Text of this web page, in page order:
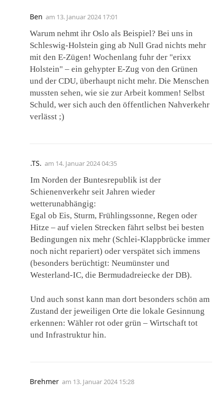
Ben am 13. Januar 2024 17:01
Warum nehmt ihr Oslo als Beispiel? Bei uns in
Schleswig-Holstein ging ab Null Grad nichts mehr
mit den E-Zügen! Wochenlang fuhr der "erixx
Holstein" – ein gehypter E-Zug von den Grünen
und der CDU, überhaupt nicht mehr. Die Menschen
mussten sehen, wie sie zur Arbeit kommen! Selbst
Schuld, wer sich auch den öffentlichen Nahverkehr
verlässt ;)
.TS. am 14. Januar 2024 04:35
Im Norden der Buntesrepublik ist der
Schienenverkehr seit Jahren wieder
wetterunabhängig:
Egal ob Eis, Sturm, Frühlingssonne, Regen oder
Hitze – auf vielen Strecken fährt selbst bei besten
Bedingungen nix mehr (Schlei-Klappbrücke immer
noch nicht repariert) oder verspätet sich immens
(besonders berüchtigt: Neumünster und
Westerland-IC, die Bermudadreiecke der DB).
Und auch sonst kann man dort besonders schön am
Zustand der jeweiligen Orte die lokale Gesinnung
erkennen: Wähler rot oder grün – Wirtschaft tot
und Infrastruktur hin.
Brehmer am 13. Januar 2024 15:28